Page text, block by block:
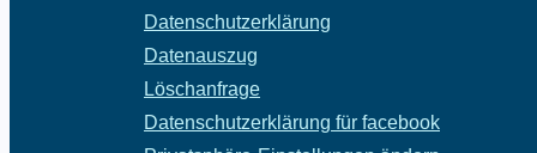
Datenschutzerklärung
Datenauszug
Löschanfrage
Datenschutzerklärung für facebook